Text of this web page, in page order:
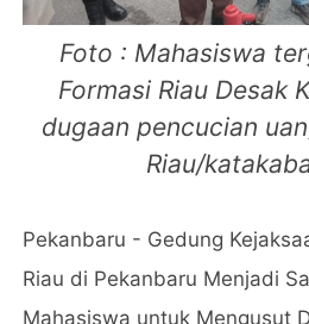
Foto : Mahasiswa
Formasi Riau Desak
dugaan pencucian
Riau/
Pekanbaru - Gedung
Riau di Pekanbaru Menjadi
Mahasiswa untuk Mengusut